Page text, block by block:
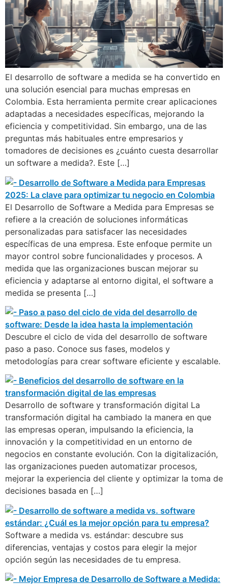
El desarrollo de software a medida se ha convertido en
una solución esencial para muchas empresas en
Colombia. Esta herramienta permite crear aplicaciones
adaptadas a necesidades específicas, mejorando la
eficiencia y competitividad. Sin embargo, una de las
preguntas más habituales entre empresarios y
tomadores de decisiones es ¿cuánto cuesta desarrollar
un software a medida?. Este […]
El Desarrollo de Software a Medida para Empresas se
refiere a la creación de soluciones informáticas
personalizadas para satisfacer las necesidades
específicas de una empresa. Este enfoque permite un
mayor control sobre funcionalidades y procesos. A
medida que las organizaciones buscan mejorar su
eficiencia y adaptarse al entorno digital, el software a
medida se presenta […]
Descubre el ciclo de vida del desarrollo de software
paso a paso. Conoce sus fases, modelos y
metodologías para crear software eficiente y escalable.
Desarrollo de software y transformación digital La
transformación digital ha cambiado la manera en que
las empresas operan, impulsando la eficiencia, la
innovación y la competitividad en un entorno de
negocios en constante evolución. Con la digitalización,
las organizaciones pueden automatizar procesos,
mejorar la experiencia del cliente y optimizar la toma de
decisiones basada en […]
Software a medida vs. estándar: descubre sus
diferencias, ventajas y costos para elegir la mejor
opción según las necesidades de tu empresa.